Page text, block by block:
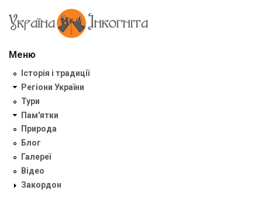
Меню
Історія і традиції
Регіони України
Тури
Пам'ятки
Природа
Блог
Галереї
Відео
Закордон